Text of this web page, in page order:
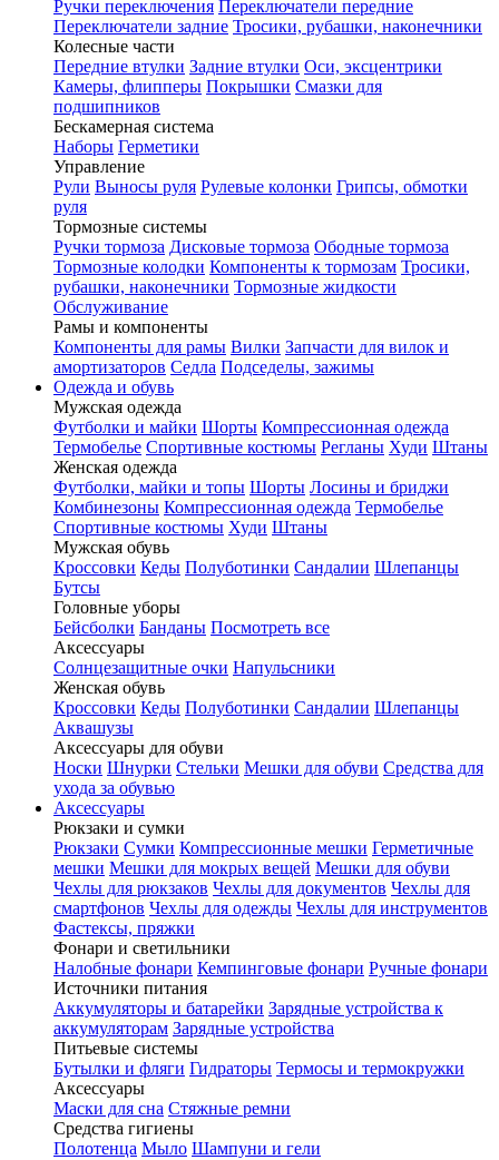
Ручки переключения Переключатели передние
Переключатели задние Тросики, рубашки, наконечники
Колесные части
Передние втулки Задние втулки Оси, эксцентрики
Камеры, флипперы Покрышки Смазки для
подшипников
Бескамерная система
Наборы Герметики
Управление
Рули Выносы руля Рулевые колонки Грипсы, обмотки
руля
Тормозные системы
Ручки тормоза Дисковые тормоза Ободные тормоза
Тормозные колодки Компоненты к тормозам Тросики,
рубашки, наконечники Тормозные жидкости
Обслуживание
Рамы и компоненты
Компоненты для рамы Вилки Запчасти для вилок и
амортизаторов Седла Подседелы, зажимы
Одежда и обувь
Мужская одежда
Футболки и майки Шорты Компрессионная одежда
Термобелье Спортивные костюмы Регланы Худи Штаны
Женская одежда
Футболки, майки и топы Шорты Лосины и бриджи
Комбинезоны Компрессионная одежда Термобелье
Спортивные костюмы Худи Штаны
Мужская обувь
Кроссовки Кеды Полуботинки Сандалии Шлепанцы
Бутсы
Головные уборы
Бейсболки Банданы Посмотреть все
Аксессуары
Солнцезащитные очки Напульсники
Женская обувь
Кроссовки Кеды Полуботинки Сандалии Шлепанцы
Аквашузы
Аксессуары для обуви
Носки Шнурки Стельки Мешки для обуви Средства для
ухода за обувью
Аксессуары
Рюкзаки и сумки
Рюкзаки Сумки Компрессионные мешки Герметичные
мешки Мешки для мокрых вещей Мешки для обуви
Чехлы для рюкзаков Чехлы для документов Чехлы для
смартфонов Чехлы для одежды Чехлы для инструментов
Фастексы, пряжки
Фонари и светильники
Налобные фонари Кемпинговые фонари Ручные фонари
Источники питания
Аккумуляторы и батарейки Зарядные устройства к
аккумуляторам Зарядные устройства
Питьевые системы
Бутылки и фляги Гидраторы Термосы и термокружки
Аксессуары
Маски для сна Стяжные ремни
Средства гигиены
Полотенца Мыло Шампуни и гели